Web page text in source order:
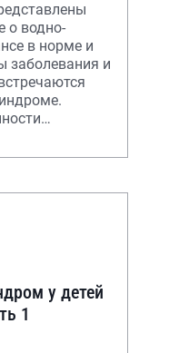
о водно-
в норме и
заболевания и
детей
1